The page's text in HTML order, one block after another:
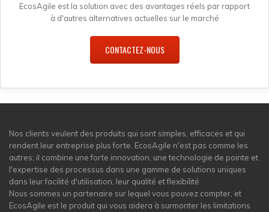
EcosAgile est la solution avec des avantages réels par rapport
à d'autres alternatives actuelles sur le marché
CONTACTEZ-NOUS
Nos clients veulent des produits qui sont simples, efficaces et qui
rendent leur entreprise plus forte. EcosAgile n'est pas comme les
autres; il combine une forte innovation, une technologie de pointe et
l'expertise des processus dans une gamme de solutions uniques
dans leur facilité d'utilisation, leur qualité et flexibilité.
Nous sommes un partenaire sur lequel vous pouvez compter, et
EcosAgile est le produit qui vous aidera à surmonter les limitations